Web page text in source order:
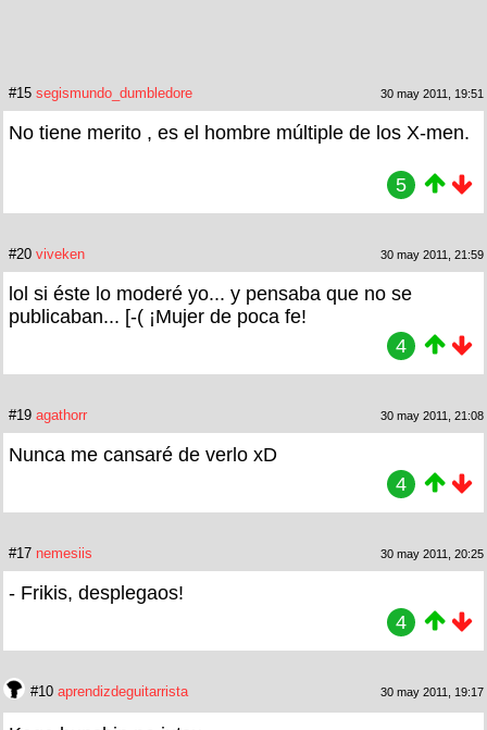
#15 segismundo_dumbledore 30 may 2011, 19:51
No tiene merito , es el hombre múltiple de los X-men.
5
#20 viveken 30 may 2011, 21:59
lol si éste lo moderé yo... y pensaba que no se
publicaban... [-( ¡Mujer de poca fe!
4
#19 agathorr 30 may 2011, 21:08
Nunca me cansaré de verlo xD
4
#17 nemesiis 30 may 2011, 20:25
- Frikis, desplegaos!
4
#10 aprendizdeguitarrista 30 may 2011, 19:17